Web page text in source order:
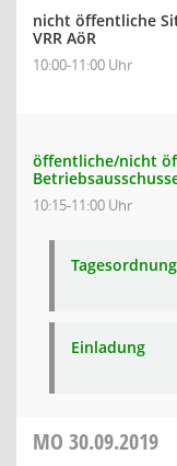
nicht öffentliche
VRR AöR
10:00-11:00 Uhr
öffentliche/nicht
10:15-11:00 Uhr
Tagesordnung
Einladung
MO 30.09.2019